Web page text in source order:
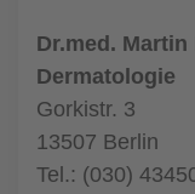
Dr.med.
Dermatologie
Gorkistr. 3
13507 Berlin
Tel.: (030)